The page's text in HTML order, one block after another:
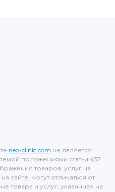
neo-clinic.com не является
положениями статьи 437
товаров, услуг на
сайте, могут отличаться от
товара и услуг, указанная на